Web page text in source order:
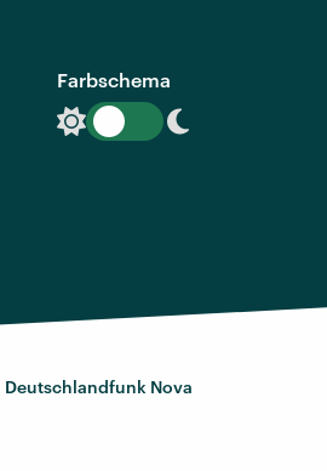
Farbschema
Deutschlandfunk Nova